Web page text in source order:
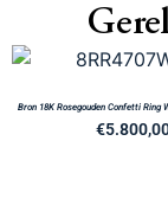
Bron 18K Rosegouden Confetti Ring
€